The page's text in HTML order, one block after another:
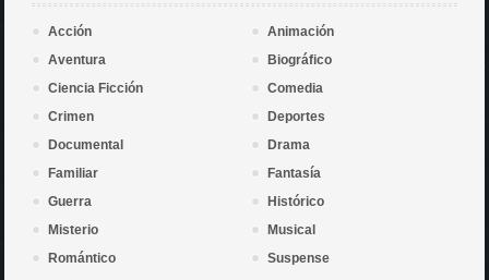
Acción
Animación
Aventura
Biográfico
Ciencia Ficción
Comedia
Crimen
Deportes
Documental
Drama
Familiar
Fantasía
Guerra
Histórico
Misterio
Musical
Romántico
Suspense